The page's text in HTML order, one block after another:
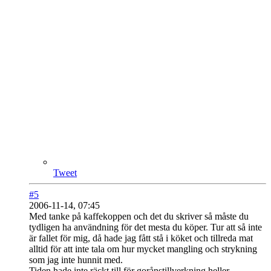
Tweet
#5
2006-11-14, 07:45
Med tanke på kaffekoppen och det du skriver så måste du
tydligen ha användning för det mesta du köper. Tur att så inte
är fallet för mig, då hade jag fått stå i köket och tillreda mat
alltid för att inte tala om hur mycket mangling och strykning
som jag inte hunnit med.